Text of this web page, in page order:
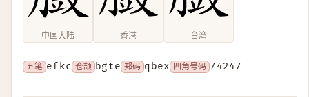
中国大陆 香港 台湾
五笔 efkc 仓颉 bgte 郑码 qbex 四角号码 74247